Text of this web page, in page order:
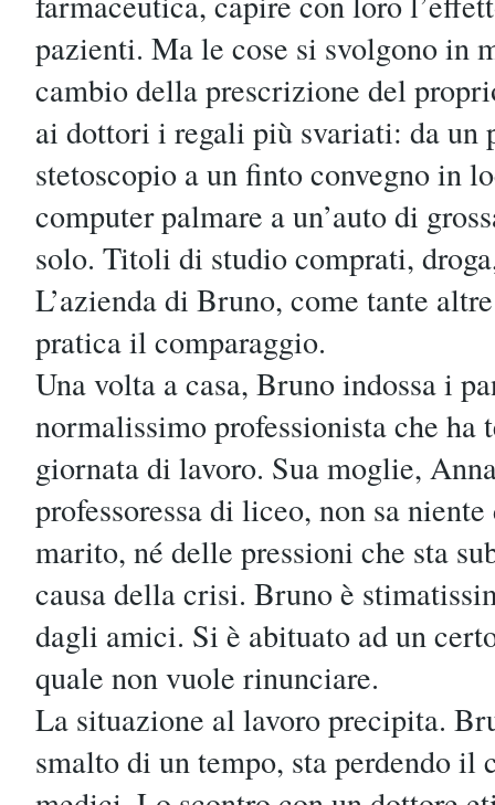
pazienti. Ma le cose si svolgono in
cambio della prescrizione del
ai dottori i regali più svariati: da un
stetoscopio a un finto convegno in
computer palmare a un’auto di
solo. Titoli di studio comprati,
L’azienda di Bruno, come tante
pratica il comparaggio.
Una volta a casa, Bruno indossa i
normalissimo professionista che ha
giornata di lavoro. Sua moglie,
professoressa di liceo, non sa
marito, né delle pressioni che sta
causa della crisi. Bruno è
dagli amici. Si è abituato ad un
quale non vuole rinunciare.
La situazione al lavoro precipita.
smalto di un tempo, sta perdendo il